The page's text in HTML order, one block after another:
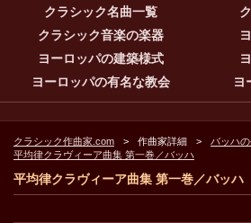
クラシック名曲一覧
クラシック音楽の楽器
ヨーロッパの建築様式
ヨーロッパの有名な教会
ヨ
クラシック作曲家.com 作曲家詳細
バッハ
平均律クラヴィーア曲集 第一巻／バッハ
平均律クラヴィーア曲集 第一巻／バッハ